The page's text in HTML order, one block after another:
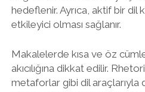
hedeflenir. Ayrıca, aktif bir dil
etkileyici olması sağlanır.
Makalelerde kısa ve öz
akıcılığına dikkat edilir.
metaforlar gibi dil araçlarıyla